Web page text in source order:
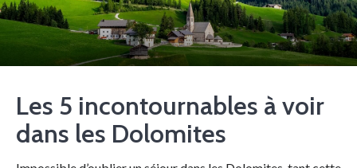
Les 5 incontournables à voir
dans les Dolomites